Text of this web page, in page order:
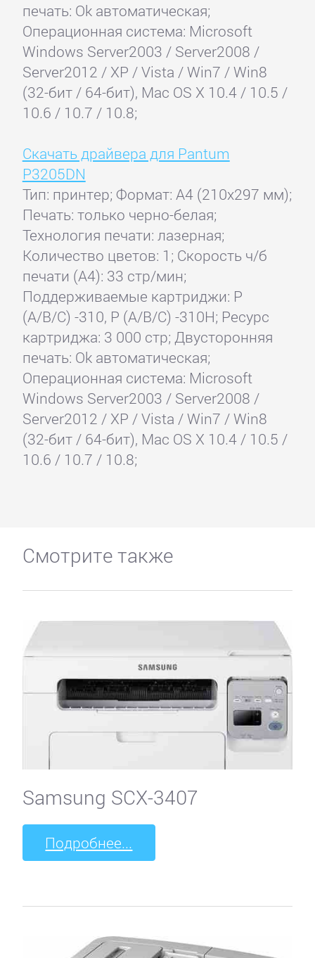
печать: Ok автоматическая;
Операционная система: Microsoft
Windows Server2003 / Server2008 /
Server2012 / XP / Vista / Win7 / Win8
(32-бит / 64-бит), Mac OS X 10.4 / 10.5 /
10.6 / 10.7 / 10.8;
Скачать драйвера для Pantum
P3205DN
Тип: принтер; Формат: A4 (210x297 мм);
Печать: только черно-белая;
Технология печати: лазерная;
Количество цветов: 1; Скорость ч/б
печати (А4): 33 стр/мин;
Поддерживаемые картриджи: P
(A/B/C) -310, P (A/B/C) -310H; Ресурс
картриджа: 3 000 стр; Двусторонняя
печать: Ok автоматическая;
Операционная система: Microsoft
Windows Server2003 / Server2008 /
Server2012 / XP / Vista / Win7 / Win8
(32-бит / 64-бит), Mac OS X 10.4 / 10.5 /
10.6 / 10.7 / 10.8;
Смотрите также
Samsung SCX-3407
Подробнее...